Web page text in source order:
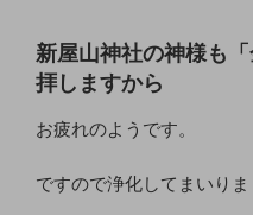
新屋山神社の神様も
拝しますから
お疲れのようです。
ですので浄化してまいりま